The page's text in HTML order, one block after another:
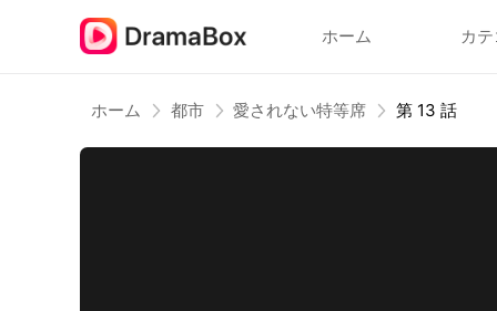
ホーム カ
ホーム 都市 愛されない特等席 第 13 話